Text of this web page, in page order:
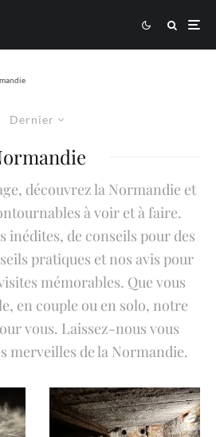
Dernier
découvrez la Normandie et
à voir et à faire.
inédites, de conseils pour des
pratiques et nos avis pour
mémorables. Que vous
en couple ou en solo, notre
vous. Laissez-nous vous
merveilles de la Normandie.